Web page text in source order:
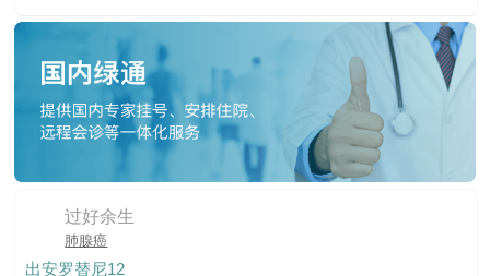
过好余生
肺腺癌
出安罗替尼12